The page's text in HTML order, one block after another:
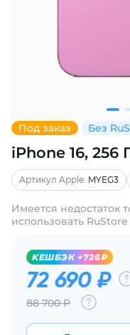
Под заказ Без
iPhone 16, 256
Артикул Apple: MYEG3
Имеется недостаток
использовать RuStore
KЕШБЭК +726₽
72 690 ₽
88 700 Р
Добавляйте
% картой
Получайте
выбранный
Оставшиеся
по25%